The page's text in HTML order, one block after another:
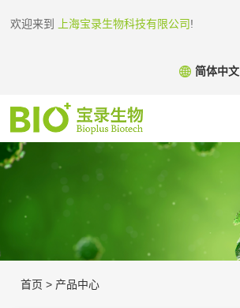
欢迎来到 上海宝录生物科技有限公司!
简体中文
首页 > 产品中心